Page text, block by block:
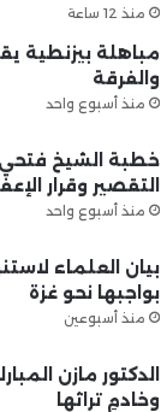
منذ 12 ساعة
مباهلة بيزنطية
والفرقة
منذ أسبوع واحد
خطبة الشيخ فتحي
التقصير وقرار
منذ أسبوع واحد
بيان العلماء
بواجبها نحو غزة
منذ أسبوعين
الدكتور مازن
وخادمِ تراثها